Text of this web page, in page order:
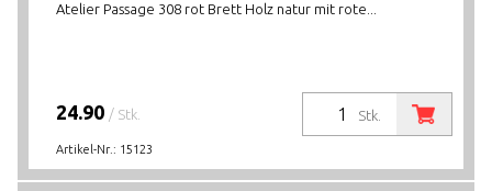
Atelier Passage 308 rot Brett Holz natur mit rote...
Stk.
24.90 / Stk.
Artikel-Nr.: 15123